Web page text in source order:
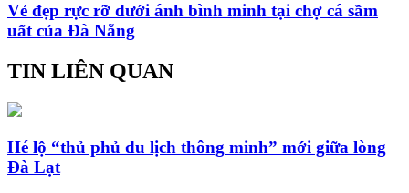
Vẻ đẹp rực rỡ dưới ánh bình minh tại chợ cá sầm
uất của Đà Nẵng
TIN LIÊN QUAN
Hé lộ “thủ phủ du lịch thông minh” mới giữa lòng
Đà Lạt